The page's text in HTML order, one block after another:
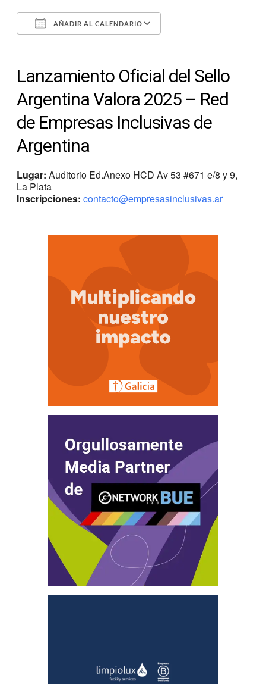
AÑADIR AL CALENDARIO
Lanzamiento Oficial del Sello
Argentina Valora 2025 – Red
de Empresas Inclusivas de
Argentina
Lugar: Auditorio Ed.Anexo HCD Av 53 #671 e/8 y 9,
La Plata
Inscripciones: contacto@empresasinclusivas.ar